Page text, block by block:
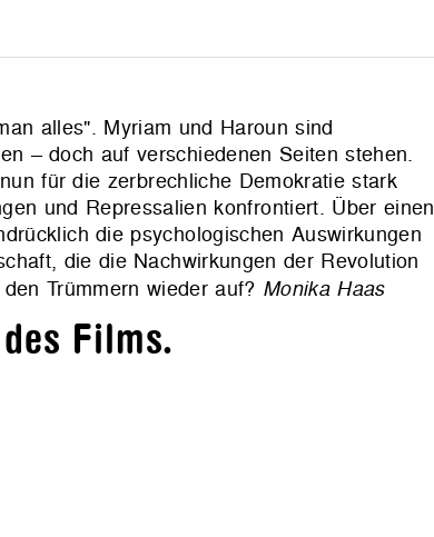
alles". Myriam und Haroun sind
– doch auf verschiedenen Seiten stehen.
für die zerbrechliche Demokratie stark
und Repressalien konfrontiert. Über einen
die psychologischen Auswirkungen
die die Nachwirkungen der Revolution
Trümmern wieder auf? Monika Haas
Films.